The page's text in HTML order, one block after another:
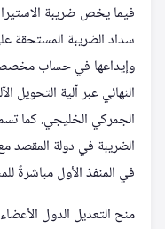
سداد الضريبة المستحقة
وإيداعها في حساب مخصص
النهائي عبر آلية التحويل
الجمركي الخليجي. كما
الضريبة في دولة المقصد
في المنفذ الأول مباشرةً
منح التعديل الدول